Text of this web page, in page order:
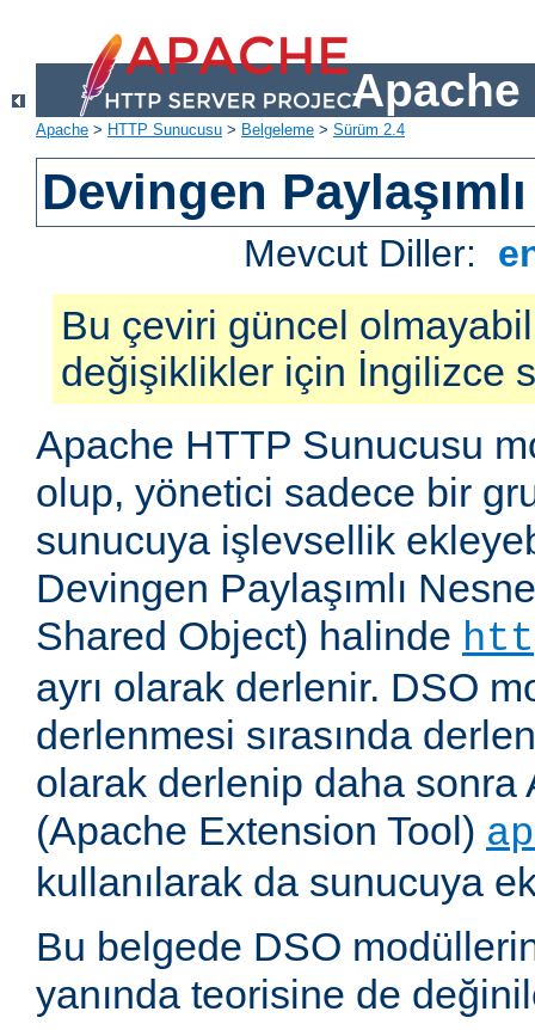
Apache
Apache > HTTP Sunucusu > Belgeleme > Sürüm 2.4
Devingen
Mevcut Diller:
Bu çeviri güncel
değişiklikler için İngilizce
Apache HTTP Sunucusu
olup, yönetici sadece bir
sunucuya işlevsellik
Devingen Paylaşımlı
Shared Object) halinde
ayrı olarak derlenir. DSO
derlenmesi sırasında
olarak derlenip daha sonra
(Apache Extension Tool)
kullanılarak da sunucuya
Bu belgede DSO
yanında teorisine de